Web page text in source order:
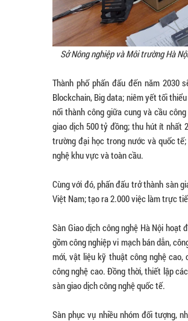
Sở Nông nghiệp và Môi trường Hà
Thành phố phấn đấu đến năm 2030
Blockchain, Big data; niêm yết tối
nối thành công giữa cung và cầu
giao dịch 500 tỷ đồng; thu hút ít nhất
trường đại học trong nước và quốc
nghệ khu vực và toàn cầu.
Cùng với đó, phấn đấu trở thành sàn
Việt Nam; tạo ra 2.000 việc làm trực
Sàn Giao dịch công nghệ Hà Nội
gồm công nghiệp vi mạch bán dẫn,
mới, vật liệu kỹ thuật công nghệ cao,
công nghệ cao. Đồng thời, thiết lập
sàn giao dịch công nghệ quốc tế.
Sàn phục vụ nhiều nhóm đối tượng,